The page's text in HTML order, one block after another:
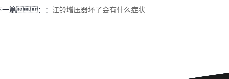
一篇： 江铃增压器坏了会有什么症状